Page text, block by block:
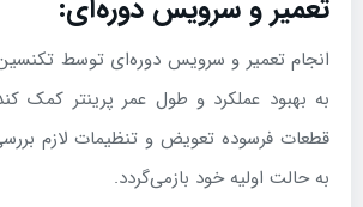
تعمیر و سرویس دوره‌ای:
انجام تعمیر و سرویس دوره‌ای توسط
به بهبود عملکرد و طول عمر پرینتر کمک
قطعات فرسوده تعویض و تنظیمات لازم
به حالت اولیه خود بازمی‌گردد.